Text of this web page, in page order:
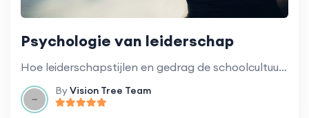
Psychologie van leiderschap
Hoe leiderschapstijlen en gedrag de schoolcultuur en het algemene klimaat beïnvloeden.
ByVision Tree Team